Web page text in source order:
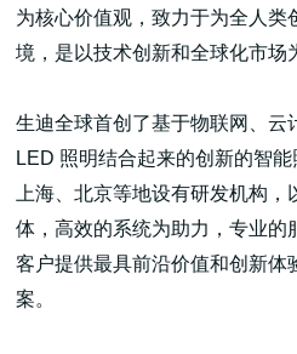
为核心价值观，致力于为全人类
境，是以技术创新和全球化市场
生迪全球首创了基于物联网、云
LED 照明结合起来的创新的智能
上海、北京等地设有研发机构
体，高效的系统为助力，专业的
客户提供最具前沿价值和创新体
案。